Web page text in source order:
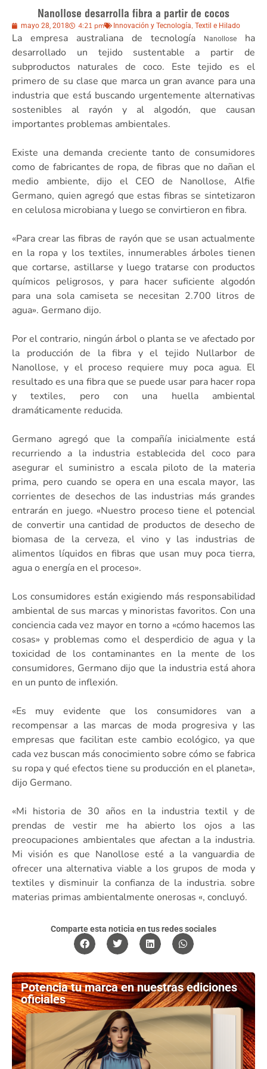
Nanollose desarrolla fibra a partir de cocos
mayo 28, 2018 4:21 pm Innovación y Tecnología, Textil e Hilado
La empresa australiana de tecnología Nanollose
ha
desarrollado un tejido sustentable a partir de
subproductos naturales de coco. Este tejido es el
primero de su clase que marca un gran avance para una
industria que está buscando urgentemente alternativas
sostenibles al rayón y al algodón, que causan
importantes problemas ambientales.
Existe una demanda creciente tanto de consumidores
como de fabricantes de ropa, de fibras que no dañan el
medio ambiente, dijo el CEO de Nanollose, Alfie
Germano, quien agregó que estas fibras se sintetizaron
en celulosa microbiana y luego se convirtieron en fibra.
«Para crear las fibras de rayón que se usan actualmente
en la ropa y los textiles, innumerables árboles tienen
que cortarse, astillarse y luego tratarse con productos
químicos peligrosos, y para hacer suficiente algodón
para una sola camiseta se necesitan 2.700 litros de
agua». Germano dijo.
Por el contrario, ningún árbol o planta se ve afectado por
la producción de la fibra y el tejido Nullarbor de
Nanollose, y el proceso requiere muy poca agua. El
resultado es una fibra que se puede usar para hacer ropa
y textiles, pero con una huella ambiental
dramáticamente reducida.
Germano agregó que la compañía inicialmente está
recurriendo a la industria establecida del coco para
asegurar el suministro a escala piloto de la materia
prima, pero cuando se opera en una escala mayor, las
corrientes de desechos de las industrias más grandes
entrarán en juego. «Nuestro proceso tiene el potencial
de convertir una cantidad de productos de desecho de
biomasa de la cerveza, el vino y las industrias de
alimentos líquidos en fibras que usan muy poca tierra,
agua o energía en el proceso».
Los consumidores están exigiendo más responsabilidad
ambiental de sus marcas y minoristas favoritos. Con una
conciencia cada vez mayor en torno a «cómo hacemos las
cosas» y problemas como el desperdicio de agua y la
toxicidad de los contaminantes en la mente de los
consumidores, Germano dijo que la industria está ahora
en un punto de inflexión.
«Es muy evidente que los consumidores van a
recompensar a las marcas de moda progresiva y las
empresas que facilitan este cambio ecológico, ya que
cada vez buscan más conocimiento sobre cómo se fabrica
su ropa y qué efectos tiene su producción en el planeta»,
dijo Germano.
«Mi historia de 30 años en la industria textil y de
prendas de vestir me ha abierto los ojos a las
preocupaciones ambientales que afectan a la industria.
Mi visión es que Nanollose esté a la vanguardia de
ofrecer una alternativa viable a los grupos de moda y
textiles y disminuir la confianza de la industria. sobre
materias primas ambientalmente onerosas «, concluyó.
Comparte esta noticia en tus redes sociales
Potencia tu marca en nuestras ediciones
oficiales